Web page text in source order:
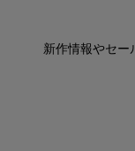
新作情報やセー